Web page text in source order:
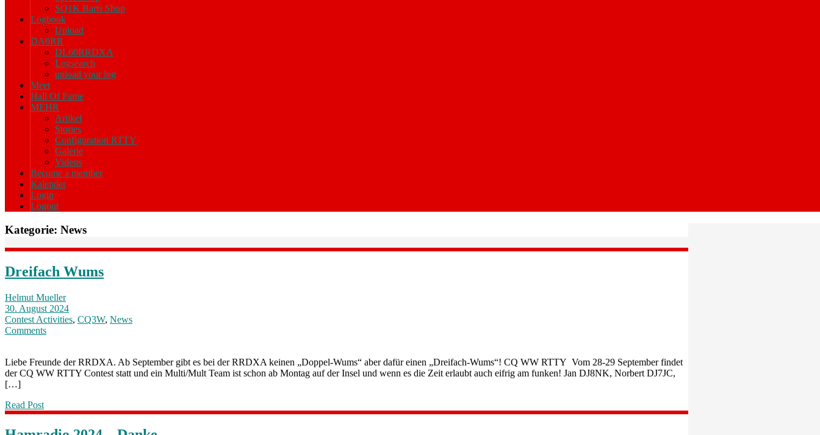
SQ1K Barts Shop
Logbook
Upload
DA0RR
DL60RRDXA
Logsearch
upload your log
Meet
Hall Of Fame
MEHR
Artikel
Stories
Configuration RTTY
Galerie
Videos
Become a member
Kalender
Login
Logout
Kategorie: News
Dreifach Wums
Helmut Mueller
30. August 2024
Contest Activities, CQ3W, News
Comments
Liebe Freunde der RRDXA. Ab September gibt es bei der RRDXA keinen „Doppel-Wums“ aber dafür einen „Dreifach-Wums“! CQ WW RTTY Vom 28-29 September findet
der CQ WW RTTY Contest statt und ein Multi/Mult Team ist schon ab Montag auf der Insel und wenn es die Zeit erlaubt auch eifrig am funken! Jan DJ8NK, Norbert DJ7JC,
[…]
Read Post